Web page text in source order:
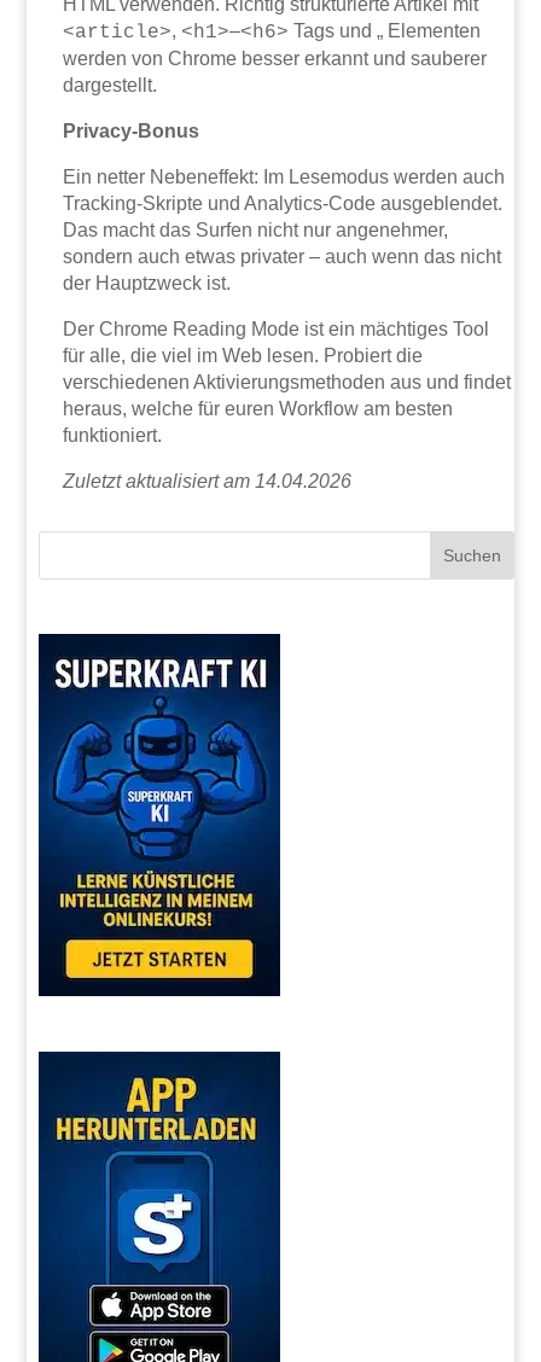
HTML verwenden. Richtig strukturierte Artikel mit
<article>, <h1>–<h6> Tags und „ Elementen
werden von Chrome besser erkannt und sauberer
dargestellt.
Privacy-Bonus
Ein netter Nebeneffekt: Im Lesemodus werden auch
Tracking-Skripte und Analytics-Code ausgeblendet.
Das macht das Surfen nicht nur angenehmer,
sondern auch etwas privater – auch wenn das nicht
der Hauptzweck ist.
Der Chrome Reading Mode ist ein mächtiges Tool
für alle, die viel im Web lesen. Probiert die
verschiedenen Aktivierungsmethoden aus und findet
heraus, welche für euren Workflow am besten
funktioniert.
Zuletzt aktualisiert am 14.04.2026